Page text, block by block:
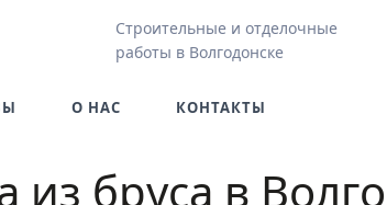
Строительные и отделочные
работы в Волгодонске
О НАС КОНТАКТЫ
из бруса в